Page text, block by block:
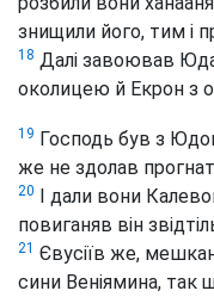
знищили його, тим і
18 Далі завоював
околицею й Екрон з
19 Господь був з
же не здолав
20 І дали вони
повиганяв він
21 Євусіїв же,
сини Веніямина, так